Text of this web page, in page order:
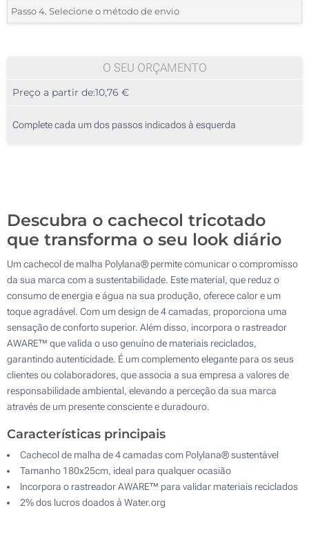
Bordado (Num lado)
Remendo impresso com contorno bordado (Num lado)
*Quantidade mínima:5
10
25
Passo 4. Selecione o método de envio
O SEU ORÇAMENTO
Preço a partir de:10,76 €
Complete cada um dos passos indicados à esquerda
Descubra o cachecol tricotado
que transforma o seu look diário
Um cachecol de malha Polylana® permite comunicar o compromisso
da sua marca com a sustentabilidade. Este material, que reduz o
consumo de energia e água na sua produção, oferece calor e um
toque agradável. Com um design de 4 camadas, proporciona uma
sensação de conforto superior. Além disso, incorpora o rastreador
AWARE™ que valida o uso genuíno de materiais reciclados,
garantindo autenticidade. É um complemento elegante para os seus
clientes ou colaboradores, que associa a sua empresa a valores de
responsabilidade ambiental, elevando a perceção da sua marca
através de um presente consciente e duradouro.
Características principais
Cachecol de malha de 4 camadas com Polylana® sustentável
Tamanho 180x25cm, ideal para qualquer ocasião
Incorpora o rastreador AWARE™ para validar materiais reciclados
2% dos lucros doados à Water.org